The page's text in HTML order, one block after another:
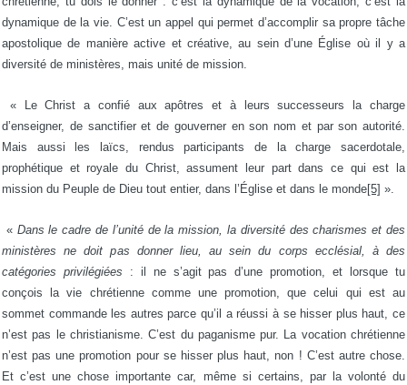
dynamique de la vie. C’est un appel qui permet d’accomplir sa propre tâche
apostolique de manière active et créative, au sein d’une Église où il y a
diversité de ministères, mais unité de mission.
« Le Christ a confié aux apôtres et à leurs successeurs la charge
d’enseigner, de sanctifier et de gouverner en son nom et par son autorité.
Mais aussi les laïcs, rendus participants de la charge sacerdotale,
prophétique et royale du Christ, assument leur part dans ce qui est la
mission du Peuple de Dieu tout entier, dans l’Église et dans le monde[5] ».
« Dans le cadre de l’unité de la mission, la diversité des charismes et des
ministères ne doit pas donner lieu, au sein du corps ecclésial, à des
catégories privilégiées : il ne s’agit pas d’une promotion, et lorsque tu
conçois la vie chrétienne comme une promotion, que celui qui est au
sommet commande les autres parce qu’il a réussi à se hisser plus haut, ce
n’est pas le christianisme. C’est du paganisme pur. La vocation chrétienne
n’est pas une promotion pour se hisser plus haut, non ! C’est autre chose.
Et c’est une chose importante car, même si certains, par la volonté du